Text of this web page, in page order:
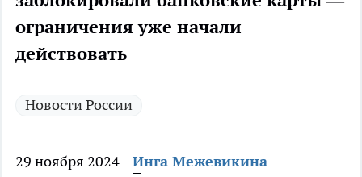
ограничения уже начали
действовать
Новости России
29 ноября 2024 Инга Межевикина